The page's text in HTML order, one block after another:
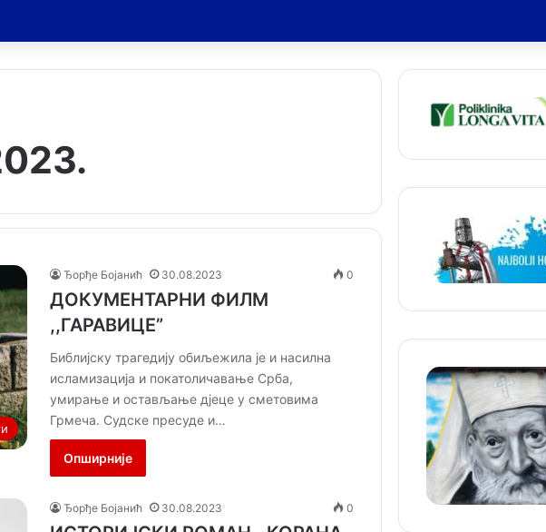
Ђорђе Бојанић 30.08.2023 0
ДОКУМЕНТАРНИ ФИЛМ
,,ГАРАВИЦЕ”
Библијску трагедију обиљежила је и насилна
исламизација и покатоличавање Срба,
умирање и остављање дјеце у сметовима
Грмеча. Судске пресуде и…
Опширније
Ђорђе Бојанић 30.08.2023 0